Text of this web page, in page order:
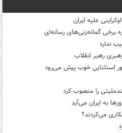
علیه ایران
برخی گمانه‌زنی‌های رسانه‌ای
ندارد
استثنایی خوب پیش می‌رود
را منصوب کرد
به ایران می‌آید
می‌کردند؟